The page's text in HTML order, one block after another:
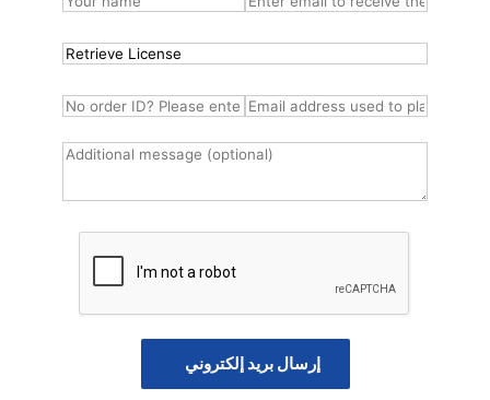
إرسال بريد إلكتروني